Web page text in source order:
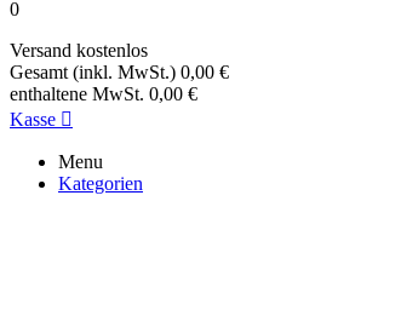
0
Versand kostenlos
Gesamt (inkl. MwSt.) 0,00 €
enthaltene MwSt. 0,00 €
Kasse 
Menu
Kategorien